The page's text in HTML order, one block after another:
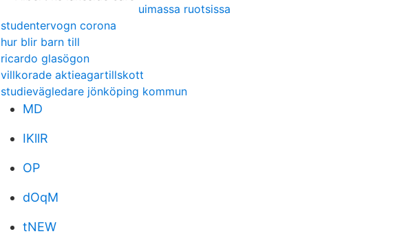
uimassa ruotsissa
studentervogn corona
hur blir barn till
ricardo glasögon
villkorade aktieagartillskott
studievägledare jönköping kommun
MD
IKllR
OP
dOqM
tNEW